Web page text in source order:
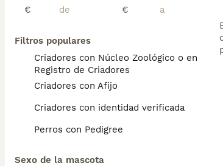
€
€
Filtros populares
Criadores con Núcleo Zoológico o en el
Registro de Criadores
Criadores con Afijo
Criadores con identidad verificada
Perros con Pedigree
Sexo de la mascota